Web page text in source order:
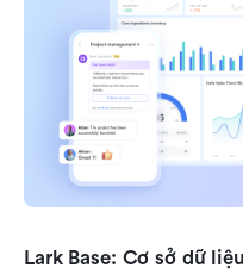
Lark Base: Cơ sở dữ